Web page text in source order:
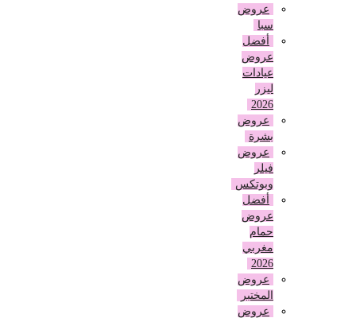
عروض
أفضل
عروض
عيادات
عروض
بشرة
عروض
وبوتكس
أفضل
عروض
حمام
مغربي
عروض
المختبر
عروض